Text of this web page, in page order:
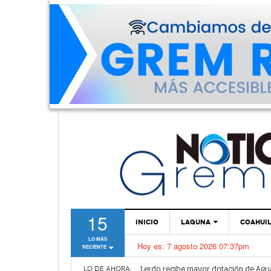
15
LO MÁS
RECIENTE
INICIO LAGUNA
TORREÓN
GÓMEZ PALACIO
Hoy es: 7 agosto 2026 07:37pm
LO DE AHORA:
Vamos a ser parte de esta nueva